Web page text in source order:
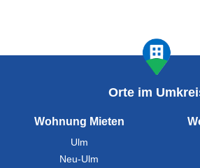
Orte im
Wohnung Mieten
Ulm
Neu-Ulm